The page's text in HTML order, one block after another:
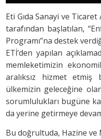
Eti Gıda Sanayi ve Ticaret
tarafından başlatılan,
Programı”na destek
ETİ’den yapılan
memleketimizin
aralıksız hizmet etmiş
ülkemizin geleceğine
sorumlulukları bugüne
da yerine getirmeye
Bu doğrultuda, Hazine ve